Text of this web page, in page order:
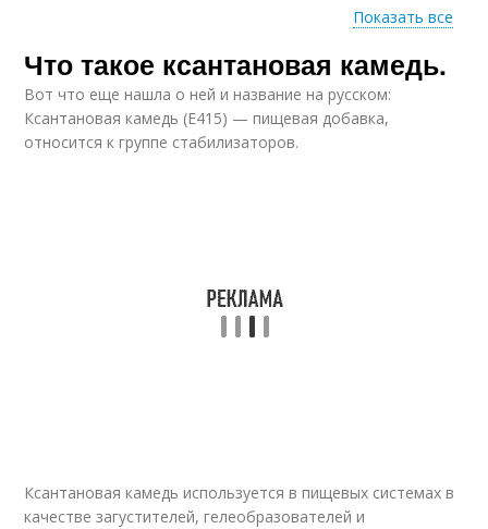
Камедь в детском
питании
Показать все
Что такое ксантановая камедь.
Вот что еще нашла о ней и название на русском:
Ксантановая камедь (Е415) — пищевая добавка,
относится к группе стабилизаторов.
Ксантановая камедь используется в пищевых системах в
качестве загустителей, гелеобразователей и